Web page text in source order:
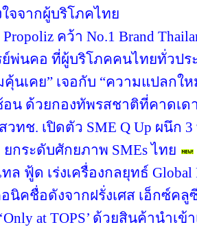
จจากผู้บริโภคไทย
คว้า No.1 Brand
พ่นคอ ที่ผู้บริโภคคนไทยทั่วปร
คุ้นเคย” เจอกับ “ความแปลกใ
อน ด้วยกองทัพรสชาติที่คาดเด
วทช. เปิดตัว SME Q Up ผนึก
ยกระดับศักยภาพ SMEs ไทย
ล ฟู้ด เร่งเครื่องกลยุทธ์ Global
นิคชื่อดังจากฝรั่งเศส เอ็กซ์ค
at TOPS’ ด้วยสินค้านำ